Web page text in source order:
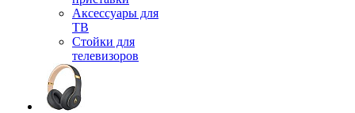
Аксессуары для
ТВ
Стойки для
телевизоров